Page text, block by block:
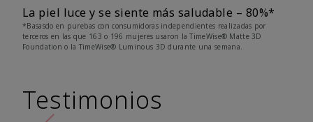
La piel luce y se siente más saludable – 80%*
*Basasdo en purebas con consumidoras independientes realizadas por
terceros en las que 163 o 196 mujeres usaron la TimeWise® Matte 3D
Foundation o la TimeWise® Luminous 3D durante una semana.
Testimonios